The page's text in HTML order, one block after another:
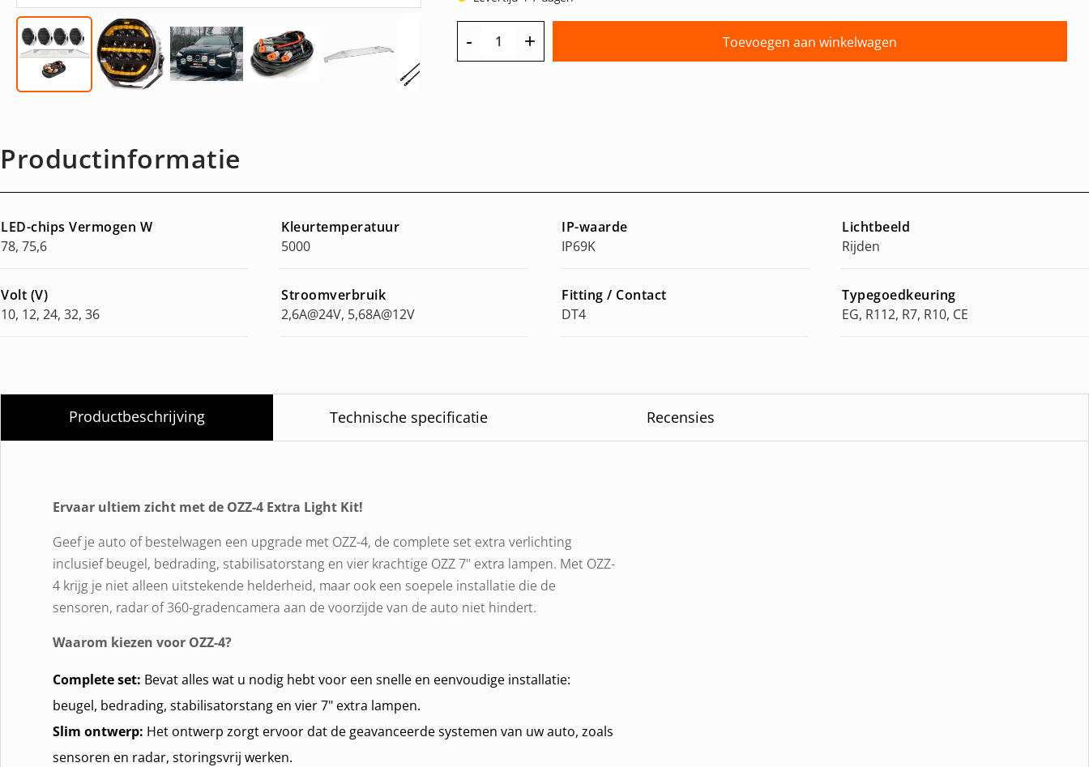
- + Toevoegen aan winkelwagen
Productinformatie
LED-chips Vermogen W
78, 75,6
Kleurtemperatuur
5000
IP-waarde
IP69K
Lichtbeeld
Rijden
Volt (V)
10, 12, 24, 32, 36
Stroomverbruik
2,6A@24V, 5,68A@12V
Fitting / Contact
DT4
Typegoedkeuring
EG, R112, R7, R10, CE
Productbeschrijving Technische specificatie Recensies
Ervaar ultiem zicht met de OZZ-4 Extra Light Kit!
Geef je auto of bestelwagen een upgrade met OZZ-4, de complete set extra verlichting
inclusief beugel, bedrading, stabilisatorstang en vier krachtige OZZ 7" extra lampen. Met OZZ-
4 krijg je niet alleen uitstekende helderheid, maar ook een soepele installatie die de
sensoren, radar of 360-gradencamera aan de voorzijde van de auto niet hindert.
Waarom kiezen voor OZZ-4?
Complete set: Bevat alles wat u nodig hebt voor een snelle en eenvoudige installatie:
beugel, bedrading, stabilisatorstang en vier 7" extra lampen.
Slim ontwerp: Het ontwerp zorgt ervoor dat de geavanceerde systemen van uw auto, zoals
sensoren en radar, storingsvrij werken.